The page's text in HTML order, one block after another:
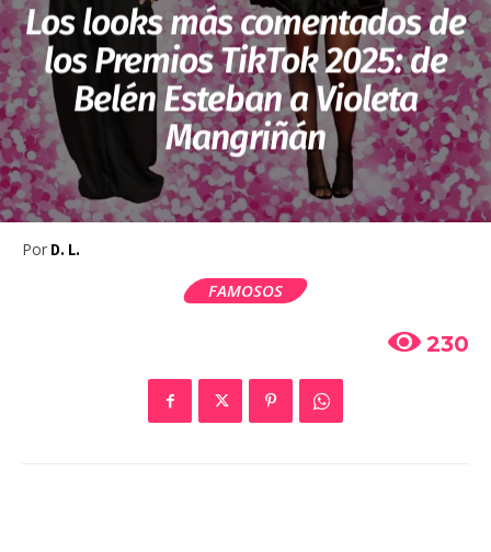
Los looks más comentados de
los Premios TikTok 2025: de
Belén Esteban a Violeta
Mangriñán
Por D. L.
FAMOSOS
230